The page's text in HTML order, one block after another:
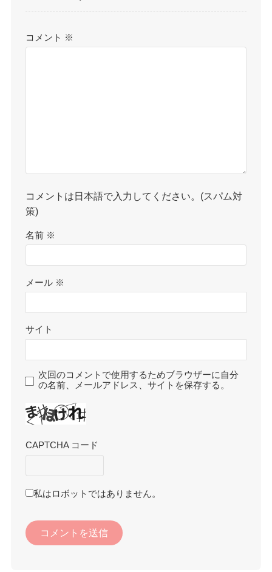
コメント ※
コメントは日本語で入力してください。(スパム対
策)
名前 ※
メール ※
サイト
次回のコメントで使用するためブラウザーに自分
の名前、メールアドレス、サイトを保存する。
CAPTCHA コード
私はロボットではありません。